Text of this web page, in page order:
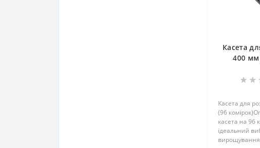
Касета
400 мм
Касета для
(96
касета на 96
ідеальний